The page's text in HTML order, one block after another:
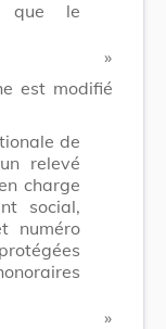
que le
​ »
est modifié
de
relevé
charge
social,
numéro
​ »